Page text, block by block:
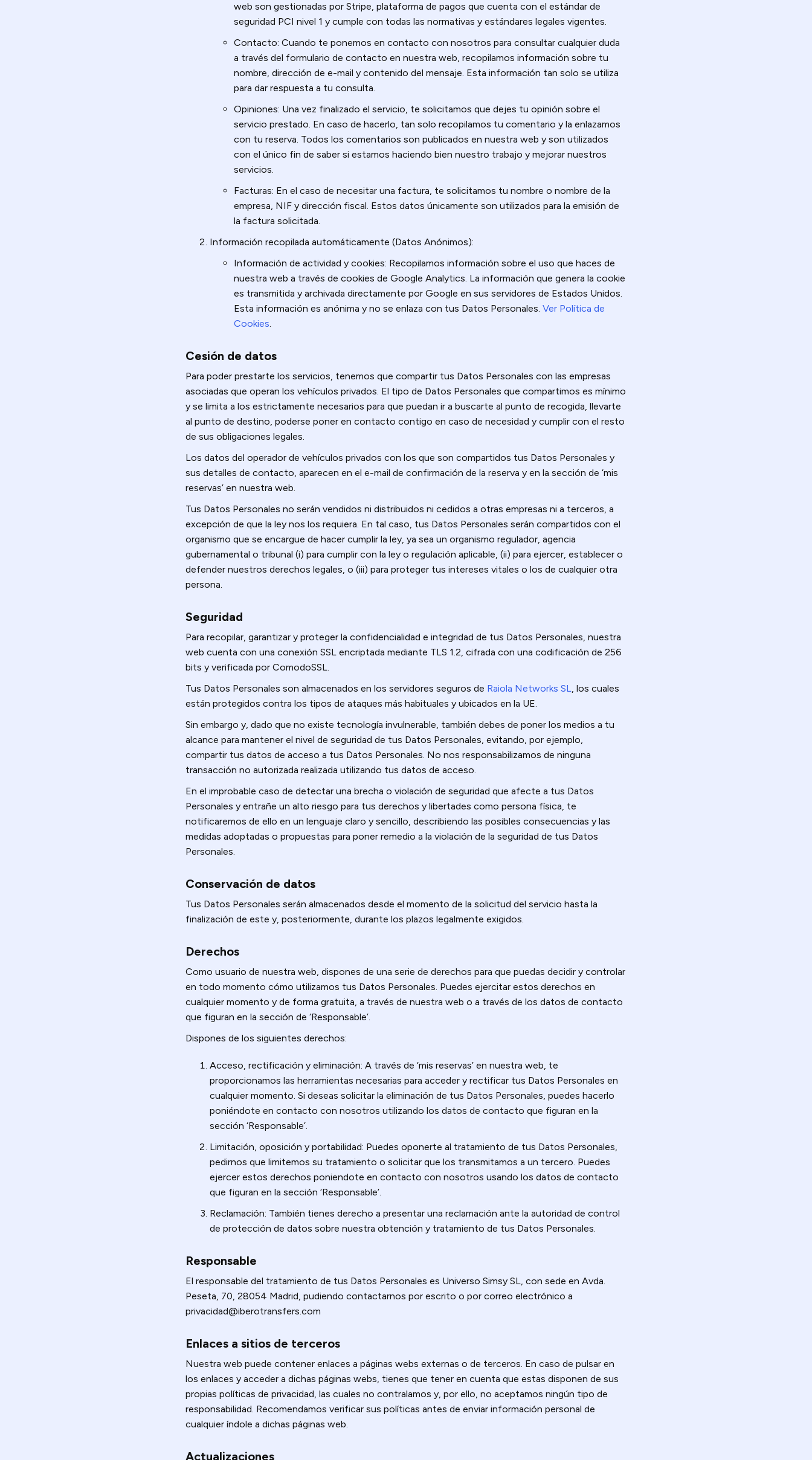
web son gestionadas por Stripe, plataforma de pagos que cuenta con el estándar de
seguridad PCI nivel 1 y cumple con todas las normativas y estándares legales vigentes.
Contacto: Cuando te ponemos en contacto con nosotros para consultar cualquier duda
a través del formulario de contacto en nuestra web, recopilamos información sobre tu
nombre, dirección de e-mail y contenido del mensaje. Esta información tan solo se utiliza
para dar respuesta a tu consulta.
Opiniones: Una vez finalizado el servicio, te solicitamos que dejes tu opinión sobre el
servicio prestado. En caso de hacerlo, tan solo recopilamos tu comentario y la enlazamos
con tu reserva. Todos los comentarios son publicados en nuestra web y son utilizados
con el único fin de saber si estamos haciendo bien nuestro trabajo y mejorar nuestros
servicios.
Facturas: En el caso de necesitar una factura, te solicitamos tu nombre o nombre de la
empresa, NIF y dirección fiscal. Estos datos únicamente son utilizados para la emisión de
la factura solicitada.
Información recopilada automáticamente (Datos Anónimos):
Información de actividad y cookies: Recopilamos información sobre el uso que haces de
nuestra web a través de cookies de Google Analytics. La información que genera la cookie
es transmitida y archivada directamente por Google en sus servidores de Estados Unidos.
Esta información es anónima y no se enlaza con tus Datos Personales. Ver Política de
Cookies.
Cesión de datos
Para poder prestarte los servicios, tenemos que compartir tus Datos Personales con las empresas
asociadas que operan los vehículos privados. El tipo de Datos Personales que compartimos es mínimo
y se limita a los estrictamente necesarios para que puedan ir a buscarte al punto de recogida, llevarte
al punto de destino, poderse poner en contacto contigo en caso de necesidad y cumplir con el resto
de sus obligaciones legales.
Los datos del operador de vehículos privados con los que son compartidos tus Datos Personales y
sus detalles de contacto, aparecen en el e-mail de confirmación de la reserva y en la sección de ‘mis
reservas’ en nuestra web.
Tus Datos Personales no serán vendidos ni distribuidos ni cedidos a otras empresas ni a terceros, a
excepción de que la ley nos los requiera. En tal caso, tus Datos Personales serán compartidos con el
organismo que se encargue de hacer cumplir la ley, ya sea un organismo regulador, agencia
gubernamental o tribunal (i) para cumplir con la ley o regulación aplicable, (ii) para ejercer, establecer o
defender nuestros derechos legales, o (iii) para proteger tus intereses vitales o los de cualquier otra
persona.
Seguridad
Para recopilar, garantizar y proteger la confidencialidad e integridad de tus Datos Personales, nuestra
web cuenta con una conexión SSL encriptada mediante TLS 1.2, cifrada con una codificación de 256
bits y verificada por ComodoSSL.
Tus Datos Personales son almacenados en los servidores seguros de Raiola Networks SL, los cuales
están protegidos contra los tipos de ataques más habituales y ubicados en la UE.
Sin embargo y, dado que no existe tecnología invulnerable, también debes de poner los medios a tu
alcance para mantener el nivel de seguridad de tus Datos Personales, evitando, por ejemplo,
compartir tus datos de acceso a tus Datos Personales. No nos responsabilizamos de ninguna
transacción no autorizada realizada utilizando tus datos de acceso.
En el improbable caso de detectar una brecha o violación de seguridad que afecte a tus Datos
Personales y entrañe un alto riesgo para tus derechos y libertades como persona física, te
notificaremos de ello en un lenguaje claro y sencillo, describiendo las posibles consecuencias y las
medidas adoptadas o propuestas para poner remedio a la violación de la seguridad de tus Datos
Personales.
Conservación de datos
Tus Datos Personales serán almacenados desde el momento de la solicitud del servicio hasta la
finalización de este y, posteriormente, durante los plazos legalmente exigidos.
Derechos
Como usuario de nuestra web, dispones de una serie de derechos para que puedas decidir y controlar
en todo momento cómo utilizamos tus Datos Personales. Puedes ejercitar estos derechos en
cualquier momento y de forma gratuita, a través de nuestra web o a través de los datos de contacto
que figuran en la sección de ‘Responsable’.
Dispones de los siguientes derechos:
Acceso, rectificación y eliminación: A través de ‘mis reservas’ en nuestra web, te
proporcionamos las herramientas necesarias para acceder y rectificar tus Datos Personales en
cualquier momento. Si deseas solicitar la eliminación de tus Datos Personales, puedes hacerlo
poniéndote en contacto con nosotros utilizando los datos de contacto que figuran en la
sección ‘Responsable’.
Limitación, oposición y portabilidad: Puedes oponerte al tratamiento de tus Datos Personales,
pedirnos que limitemos su tratamiento o solicitar que los transmitamos a un tercero. Puedes
ejercer estos derechos poniendote en contacto con nosotros usando los datos de contacto
que figuran en la sección ‘Responsable’.
Reclamación: También tienes derecho a presentar una reclamación ante la autoridad de control
de protección de datos sobre nuestra obtención y tratamiento de tus Datos Personales.
Responsable
El responsable del tratamiento de tus Datos Personales es Universo Simsy SL, con sede en Avda.
Peseta, 70, 28054 Madrid, pudiendo contactarnos por escrito o por correo electrónico a
privacidad@iberotransfers.com
Enlaces a sitios de terceros
Nuestra web puede contener enlaces a páginas webs externas o de terceros. En caso de pulsar en
los enlaces y acceder a dichas páginas webs, tienes que tener en cuenta que estas disponen de sus
propias políticas de privacidad, las cuales no contralamos y, por ello, no aceptamos ningún tipo de
responsabilidad. Recomendamos verificar sus políticas antes de enviar información personal de
cualquier índole a dichas páginas web.
Actualizaciones